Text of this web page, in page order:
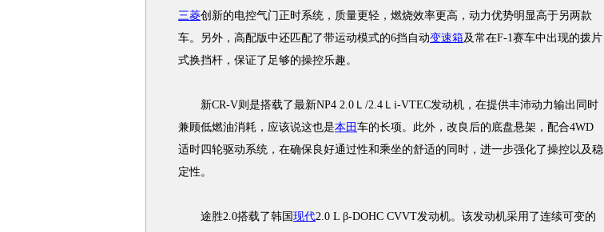
三菱创新的电控气门正时系统，质量更轻，燃烧效率更高，动力优势明显高于另两款
车。另外，高配版中还匹配了带运动模式的6挡自动变速箱及常在F-1赛车中出现的拨片
式换挡杆，保证了足够的操控乐趣。
新CR-V则是搭载了最新NP4 2.0Ｌ/2.4Ｌi-VTEC发动机，在提供丰沛动力输出同时
兼顾低燃油消耗，应该说这也是本田 车的长项。此外，改良后的底盘悬架，配合4WD
适时四轮驱动系统，在确保良好通过性和乘坐的舒适的同时，进一步强化了操控以及稳
定性。
途胜2.0搭载了韩国 现代2.0 L β-DOHC CVVT发动机。该发动机采用了连续可变的